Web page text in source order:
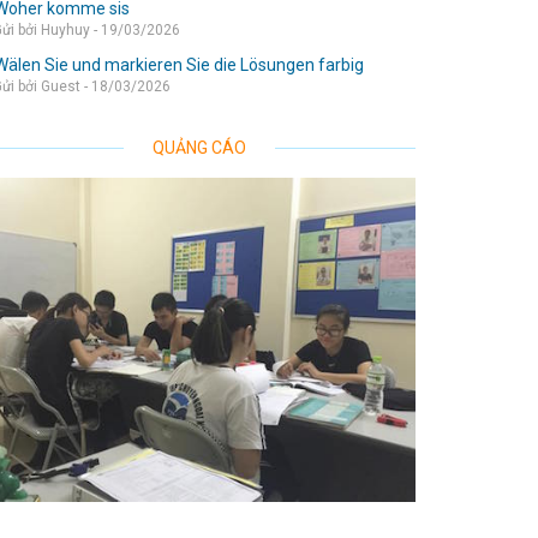
komme sis
bởi Huyhuy - 19/03/2026
Sie und markieren Sie die Lösungen farbig
bởi Guest - 18/03/2026
QUẢNG CÁO